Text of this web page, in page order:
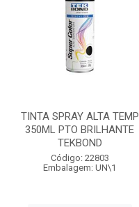
TINTA SPRAY ALTA TEMP
350ML PTO BRILHANTE
TEKBOND
Código: 22803
Embalagem: UN\1